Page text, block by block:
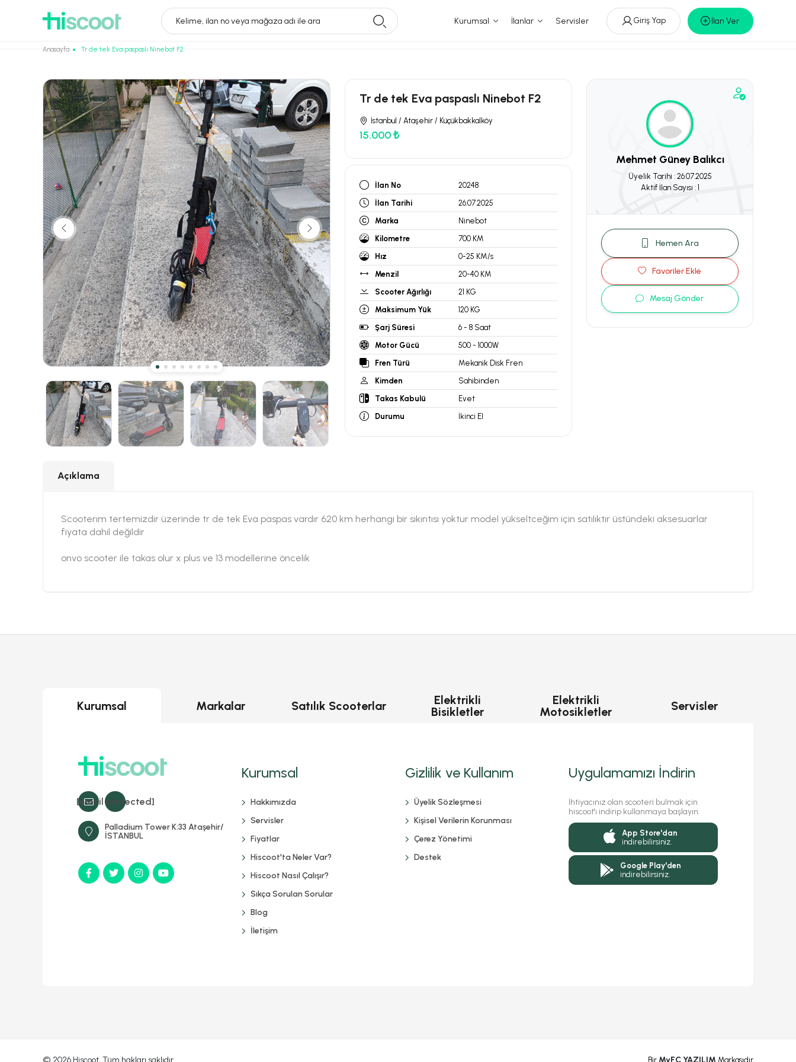
Kelime, ilan no veya mağaza adı ile ara Kurumsal İlanlar Servisler Giriş Yap İlan Ver
Anasayfa Tr de tek Eva paspaslı Ninebot F2
Tr de tek Eva paspaslı Ninebot F2
İstanbul / Ataşehir / Küçükbakkalköy
15.000 ₺
İlan No
20248
İlan Tarihi
26.07.2025
Marka
Ninebot
Kilometre
700 KM
Hız
0-25 KM/s
Menzil
20-40 KM
Scooter Ağırlığı
21 KG
Maksimum Yük
120 KG
Şarj Süresi
6 - 8 Saat
Motor Gücü
500 - 1000W
Fren Türü
Mekanik Disk Fren
Kimden
Sahibinden
Takas Kabulü
Evet
Durumu
İkinci El
Mehmet Güney Balıkcı
Üyelik Tarihi : 26.07.2025
Aktif İlan Sayısı : 1
Hemen Ara
Favoriler Ekle
Mesaj Gönder
Açıklama
Scooterım tertemizdir üzerinde tr de tek Eva paspas vardır 620 km herhangi bir sıkıntısı yoktur model yükseltceğim için satılıktır üstündeki aksesuarlar
fiyata dahil değildir
onvo scooter ile takas olur x plus ve 13 modellerine öncelik
Kurumsal Markalar Satılık Scooterlar
Elektrikli
Bisikletler
Elektrikli
Motosikletler
Servisler
[email protected]
Palladium Tower K:33 Ataşehir/
İSTANBUL
Kurumsal
Hakkımızda
Servisler
Fiyatlar
Hiscoot'ta Neler Var?
Hiscoot Nasıl Çalışır?
Sıkça Sorulan Sorular
Blog
İletişim
Gizlilik ve Kullanım
Üyelik Sözleşmesi
Kişisel Verilerin Korunması
Çerez Yönetimi
Destek
Uygulamamızı İndirin
İhtiyacınız olan scooteri bulmak için
hiscoot'ı indirip kullanmaya başlayın.
App Store'dan
indirebilirsiniz.
Google Play'den
indirebilirsiniz.
© 2026 Hiscoot, Tüm hakları saklıdır. Bir MyFC YAZILIM Markasıdır